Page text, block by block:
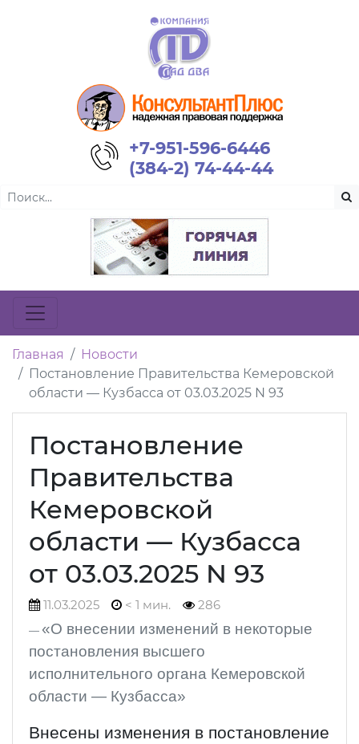
+7-951-596-6446
(384-2) 74-44-44
Главная
Новости
Постановление Правительства Кемеровской
области — Кузбасса от 03.03.2025 N 93
Постановление
Правительства
Кемеровской
области — Кузбасса
от 03.03.2025 N 93
11.03.2025 < 1 мин. 286
«О внесении изменений в некоторые
постановления высшего
исполнительного органа Кемеровской
области — Кузбасса»
Внесены изменения в постановление